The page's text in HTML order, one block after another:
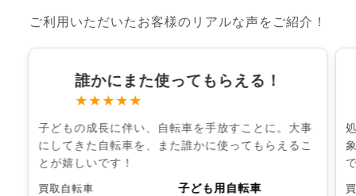
ご利用いただいたお客様のリアルな声をご紹介！
誰かにまた使ってもらえる！
★★★★★
子どもの成長に伴い、自転車を手放すことに。大事
にしてきた自転車を、また誰かに使ってもらえるこ
とが嬉しいです！
買取自転車 子ども用自転車